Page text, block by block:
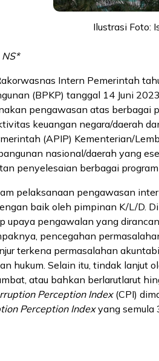
Ilustrasi Foto:
Intern Pemerintah
(BPKP) tanggal 14 Juni
pengawasan atas berbagai
keuangan negara/daerah
(APIP) Kementerian/
nasional/daerah yang
penyelesaian berbagai
pelaksanaan pengawasan
baik oleh pimpinan K/L/D.
upaya pengawalan yang
pencegahan
terkena permasalahan
hukum. Selain itu, tindak lanjut
atau bahkan berlarutlarut
Perception Index(CPI)
Perception Indexyang semula